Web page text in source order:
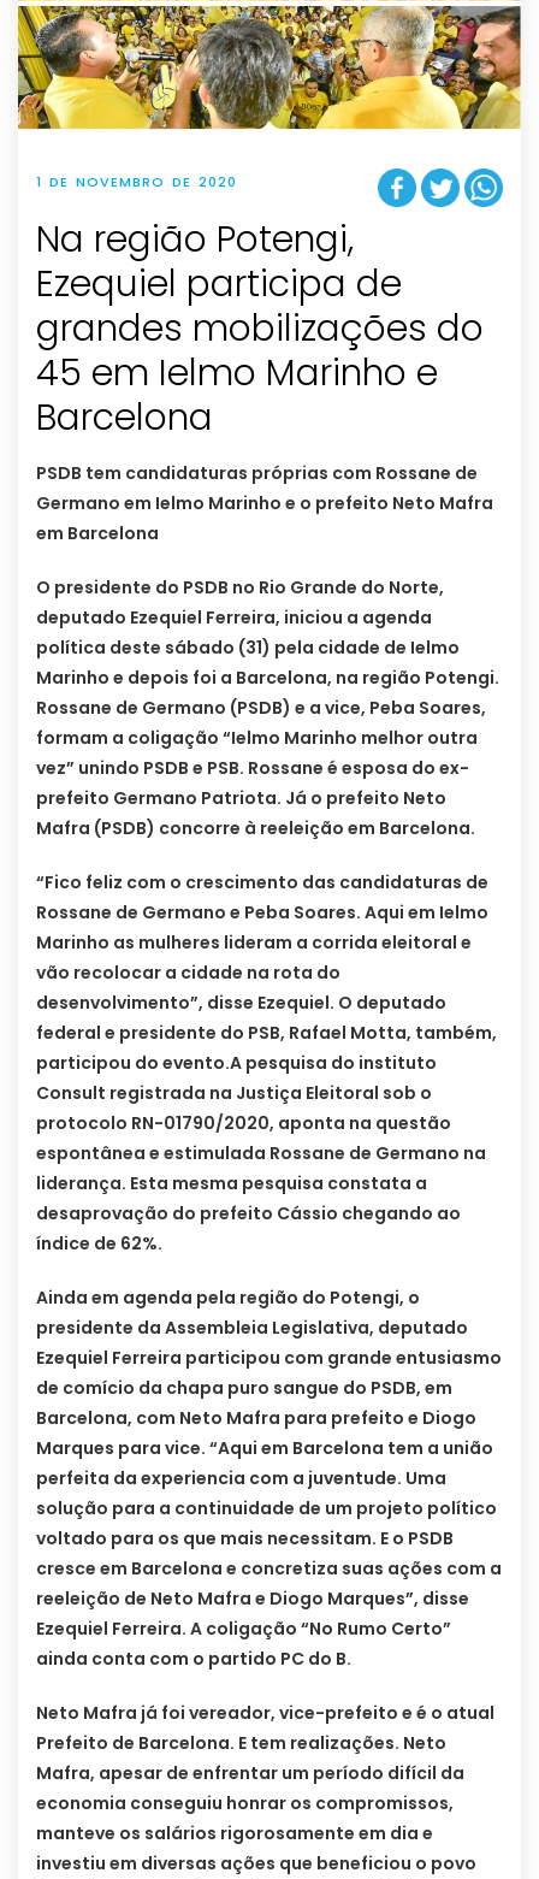
1 DE NOVEMBRO DE 2020
Na região Potengi,
Ezequiel participa de
grandes mobilizações do
45 em Ielmo Marinho e
Barcelona
PSDB tem candidaturas próprias com Rossane de
Germano em Ielmo Marinho e o prefeito Neto Mafra
em Barcelona
O presidente do PSDB no Rio Grande do Norte,
deputado Ezequiel Ferreira, iniciou a agenda
política deste sábado (31) pela cidade de Ielmo
Marinho e depois foi a Barcelona, na região Potengi.
Rossane de Germano (PSDB) e a vice, Peba Soares,
formam a coligação “Ielmo Marinho melhor outra
vez” unindo PSDB e PSB. Rossane é esposa do ex-
prefeito Germano Patriota. Já o prefeito Neto
Mafra (PSDB) concorre à reeleição em Barcelona.
“Fico feliz com o crescimento das candidaturas de
Rossane de Germano e Peba Soares. Aqui em Ielmo
Marinho as mulheres lideram a corrida eleitoral e
vão recolocar a cidade na rota do
desenvolvimento”, disse Ezequiel. O deputado
federal e presidente do PSB, Rafael Motta, também,
participou do evento.A pesquisa do instituto
Consult registrada na Justiça Eleitoral sob o
protocolo RN-01790/2020, aponta na questão
espontânea e estimulada Rossane de Germano na
liderança. Esta mesma pesquisa constata a
desaprovação do prefeito Cássio chegando ao
índice de 62%.
Ainda em agenda pela região do Potengi, o
presidente da Assembleia Legislativa, deputado
Ezequiel Ferreira participou com grande entusiasmo
de comício da chapa puro sangue do PSDB, em
Barcelona, com Neto Mafra para prefeito e Diogo
Marques para vice. “Aqui em Barcelona tem a união
perfeita da experiencia com a juventude. Uma
solução para a continuidade de um projeto político
voltado para os que mais necessitam. E o PSDB
cresce em Barcelona e concretiza suas ações com a
reeleição de Neto Mafra e Diogo Marques”, disse
Ezequiel Ferreira. A coligação “No Rumo Certo”
ainda conta com o partido PC do B.
Neto Mafra já foi vereador, vice-prefeito e é o atual
Prefeito de Barcelona. E tem realizações. Neto
Mafra, apesar de enfrentar um período difícil da
economia conseguiu honrar os compromissos,
manteve os salários rigorosamente em dia e
investiu em diversas ações que beneficiou o povo